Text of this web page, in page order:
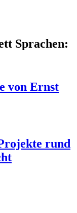
Sprachen:
von Ernst
rund